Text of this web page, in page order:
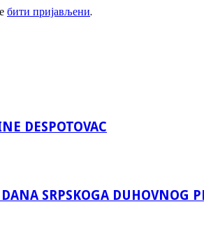
бити пријављени.
DESPOTOVAC
SRPSKOGA DUHOVNOG